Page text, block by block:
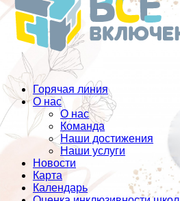
Горячая линия
О нас
О нас
Команда
Наши достижения
Наши услуги
Новости
Карта
Календарь